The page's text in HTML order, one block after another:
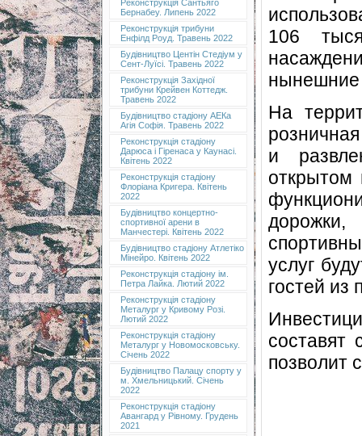
Реконструкція Сантьяго
Бернабеу. Липень 2022
Реконструкція трибуни
Енфілд Роуд. Травень 2022
Будівництво Центін Стедіум у
Сент-Луїсі. Травень 2022
Реконструкція Західної
трибуни Крейвен Коттедж.
Травень 2022
Будівництво стадіону АЕКа
Агія Софія. Травень 2022
Реконструкція стадіону
Дарюса і Гіренаса у Каунасі.
Квітень 2022
Реконструкція стадіону
Флоріана Кригера. Квітень
2022
Будівництво концертно-
спортивної арени в
Манчестері. Квітень 2022
Будівництво стадіону Атлетіко
Мінейро. Квітень 2022
Реконструкція стадіону ім.
Петра Лайка. Лютий 2022
Реконструкція стадіону
Металург у Кривому Розі.
Лютий 2022
Реконструкція стадіону
Металург у Новомосковську.
Січень 2022
Будівництво Палацу спорту у
м. Хмельницький. Січень
2022
Реконструкція стадіону
Авангард у Рівному. Грудень
2021
106
нынешние
На
и
открытом
услуг
гостей из
составят
позволит